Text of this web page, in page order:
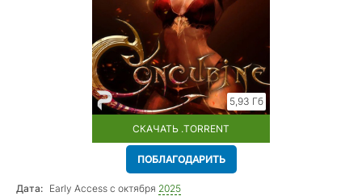
5,93 Гб
СКАЧАТЬ .TORRENT
ПОБЛАГОДАРИТЬ
Дата: Early Access с октября 2025